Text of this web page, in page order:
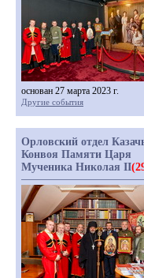
основан 27 марта 2023 г.
Другие события
Орловский отдел
Конвоя Памяти Царя
Мученика Николая II